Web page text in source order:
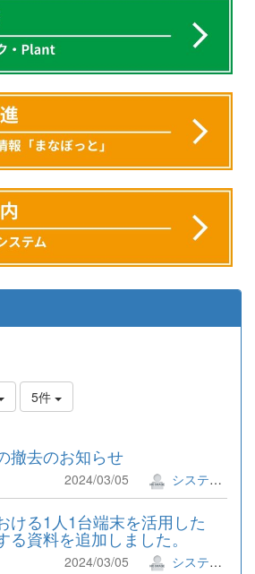
5件
撤去のお知らせ
2024/03/05 システム管理者
ける1人1台端末を活用した
る資料を追加しました。
2024/03/05 システム管理者